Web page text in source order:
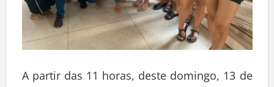
A partir das 11 horas, deste domingo, 13 de